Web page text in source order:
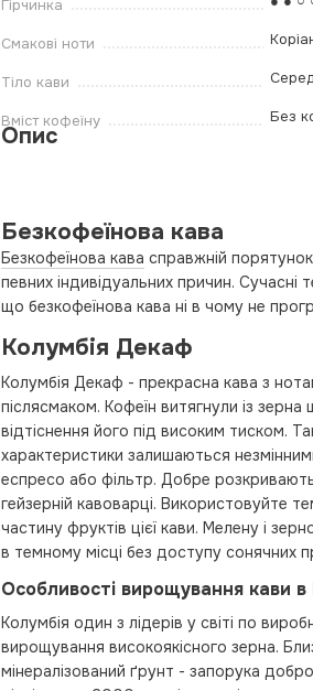
Гірчинка
Смакові ноти
Тіло кави
Вміст кофеїну Без
Опис
Безкофеїнова кава
Безкофеїнова кава справжній
певних індивідуальних причин. Сучасні
що безкофеїнова кава ні в чому не
Колумбія Декаф
Колумбія Декаф - прекрасна кава з
післясмаком. Кофеїн витягнули із
відтіснення його під високим тиском.
характеристики залишаються
еспресо або фільтр. Добре
гейзерній кавоварці. Використовуйте
частину фруктів цієї кави. Мелену і
в темному місці без доступу сонячних
Особливості вирощування кави в
Колумбія один з лідерів у світі по
вирощування високоякісного зерна.
мінералізований ґрунт - запорука